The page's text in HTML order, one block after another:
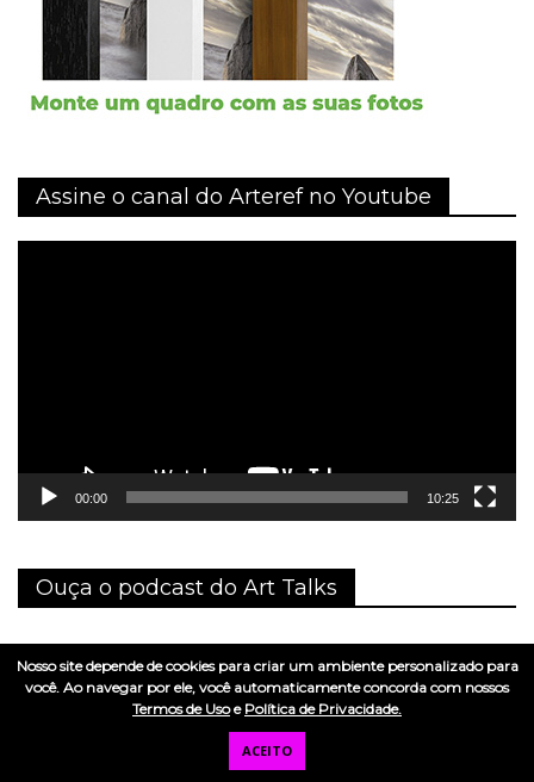
Assine o canal do Arteref no Youtube
00:00 10:25
Ouça o podcast do Art Talks
Art talks no Spotify
Art talks na Apple store
Nosso site depende de cookies para criar um ambiente personalizado para
você. Ao navegar por ele, você automaticamente concorda com nossos
Termos de Usoe Política de Privacidade.
ACEITO